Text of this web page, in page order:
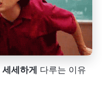
세세하게 다루는 이유